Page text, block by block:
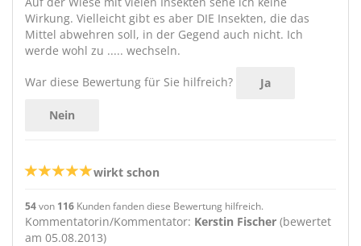
Wirkung. Vielleicht gibt es aber DIE Insekten, die das
Mittel abwehren soll, in der Gegend auch nicht. Ich
werde wohl zu ..... wechseln.
War diese Bewertung für Sie hilfreich? Ja
Nein
wirkt schon
54von 116 Kunden fanden diese Bewertung hilfreich.
Kommentatorin/Kommentator: Kerstin Fischer (bewertet
am 05.08.2013)